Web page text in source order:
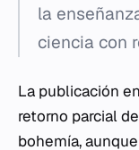
la
ciencia con
La publicación
retorno parcial
bohemía,